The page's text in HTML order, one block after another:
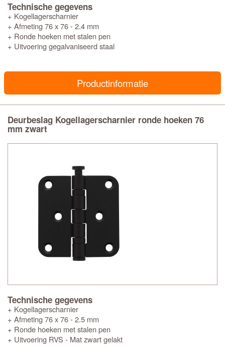
Technische gegevens
+ Kogellagerscharnier
+ Afmeting 76 x 76 - 2.4 mm
+ Ronde hoeken met stalen pen
+ Uitvoering gegalvaniseerd staal
Productinformatie
Deurbeslag Kogellagerscharnier ronde hoeken 76
mm zwart
Technische gegevens
+ Kogellagerscharnier
+ Afmeting 76 x 76 - 2.5 mm
+ Ronde hoeken met stalen pen
+ Uitvoering RVS - Mat zwart gelakt